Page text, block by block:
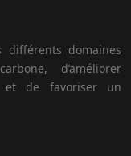
différents domaines
d’améliorer
et de favoriser un